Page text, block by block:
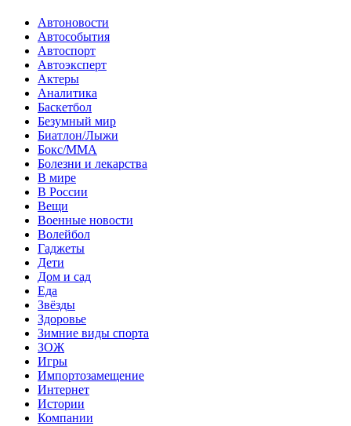
Автоновости
Автособытия
Автоспорт
Автоэксперт
Актеры
Аналитика
Баскетбол
Безумный мир
Биатлон/Лыжи
Бокс/MMA
Болезни и лекарства
В мире
В России
Вещи
Военные новости
Волейбол
Гаджеты
Дети
Дом и сад
Еда
Звёзды
Здоровье
Зимние виды спорта
ЗОЖ
Игры
Импортозамещение
Интернет
Истории
Компании